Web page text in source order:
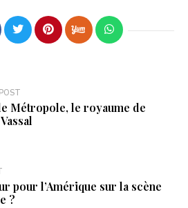
Métropole, le royaume de
pour l’Amérique sur la scène
?